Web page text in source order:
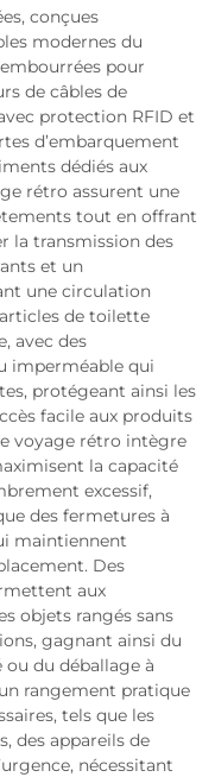
conçues
modernes du
pour
de câbles de
protection RFID et
d’embarquement
dédiés aux
rétro assurent une
tout en offrant
la transmission des
et un
une circulation
de toilette
avec des
imperméable qui
protégeant ainsi les
facile aux produits
voyage rétro intègre
la capacité
excessif,
des fermetures à
maintiennent
Des
aux
objets rangés sans
gagnant ainsi du
du déballage à
rangement pratique
tels que les
des appareils de
nécessitant